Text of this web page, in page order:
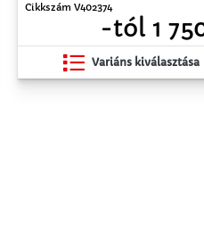
Cikkszám V402374
-tól 1
Variáns kiválasztása